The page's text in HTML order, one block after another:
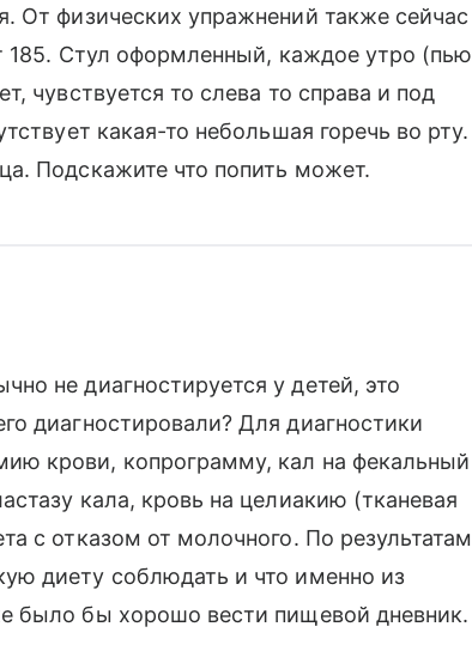
От физических упражнений также сейчас
185. Стул оформленный, каждое утро (пью
чувствуется то слева то справа и под
какая-то небольшая горечь во рту.
Подскажите что попить может.
не диагностируется у детей, это
диагностировали? Для диагностики
крови, копрограмму, кал на фекальный
кала, кровь на целиакию (тканевая
с отказом от молочного. По результатам
диету соблюдать и что именно из
было бы хорошо вести пищевой дневник.